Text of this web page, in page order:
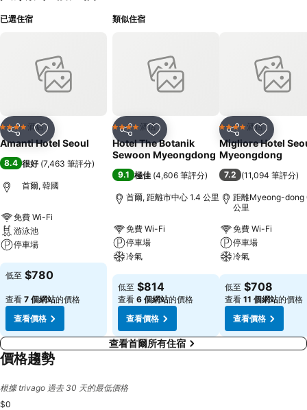
已選住宿
分享 放到收藏夾
4 星級 酒店
Amanti Hotel Seoul
8.4 很好 (7,463 筆評分)
首爾, 韓國
免費 Wi-Fi
游泳池
停車場
查看價格
低至 $780
查看 7 個網站的價格
查看價格
類似住宿
分享 放到收藏夾
4 星級 酒店
Hotel The Botanik
Sewoon Myeongdong
9.1 極佳 (4,606 筆評分)
首爾, 距離市中心 1.4 公里
免費 Wi-Fi
停車場
冷氣
查看價格
低至 $814
查看 6 個網站的價格
查看價格
分享 放到收藏
4 星級 酒店
Migliore Hotel
Myeongdong
7.2 (11,094 筆評分)
距離Myeong-dong
公里
免費 Wi-Fi
停車場
冷氣
查看價格
低至 $708
查看 11 個網站的價格
查看價格
查看首爾所有住宿
價格趨勢
根據 trivago 過去 30 天的最低價格
$0